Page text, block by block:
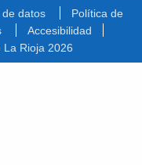
datos
Política de
Accesibilidad
Rioja 2026